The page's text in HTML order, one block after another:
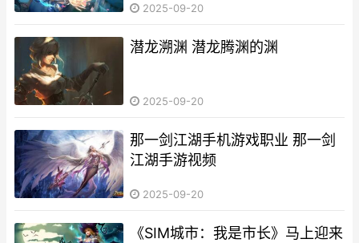
2025-09-20
潜龙溯渊 潜龙腾渊的渊
2025-09-20
那一剑江湖手机游戏职业 那一剑
江湖手游视频
2025-09-20
《SIM城市：我是市长》马上迎来